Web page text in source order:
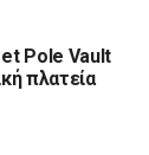
Pole Vault
πλατεία